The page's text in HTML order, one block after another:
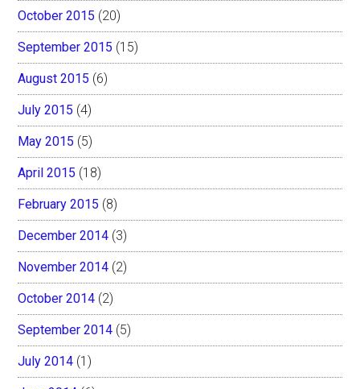
October 2015 (20)
September 2015 (15)
August 2015 (6)
July 2015 (4)
May 2015 (5)
April 2015 (18)
February 2015 (8)
December 2014 (3)
November 2014 (2)
October 2014 (2)
September 2014 (5)
July 2014 (1)